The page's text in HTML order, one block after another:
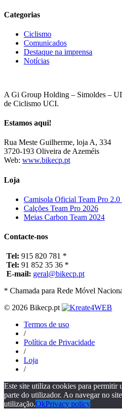
Categorias
Ciclismo
Comunicados
Destaque na imprensa
Notícias
A Gi Group Holding – Simoldes –
de Ciclismo UCI.
Estamos aqui!
Rua Meste Guilherme, loja A, 334
3720-193 Oliveira de Azeméis
Web: www.bikecp.pt
Loja
Camisola Oficial Team Pro 2.0
Calções Team Pro 2026
Meias Carbon Team 2024
Contacte-nos
Tel: 915 820 781 *
Tel: 91 852 35 36 *
E-mail: geral@bikecp.pt
* Chamada para Rede Móvel
© 2026 Bikecp.pt
Termos de uso
/
Política de Privacidade
/
Loja
/
Este site utiliza cookies para permitir
parte do utilizador. Ao navegar no
utilização.OkPrivacy policy